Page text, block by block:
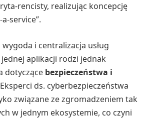
rencisty, realizując koncepcję
service”.
i centralizacja usług
aplikacji rodzi jednak
dotyczące bezpieczeństwa i
ds. cyberbezpieczeństwa
związane ze zgromadzeniem tak
w jednym ekosystemie, co czyni